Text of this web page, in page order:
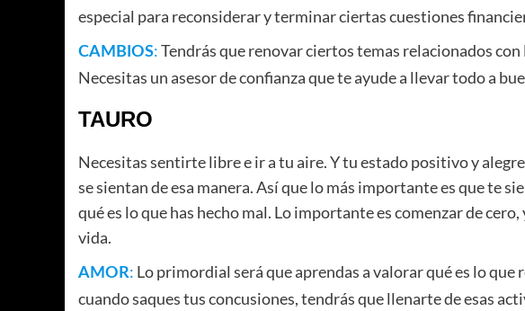
especial para reconsiderar y terminar ciertas cuestiones
CAMBIOS:Tendrás que renovar ciertos temas relacionados
Necesitas un asesor de confianza que te ayude a llevar todo a
TAURO
Necesitas sentirte libre e ir a tu aire. Y tu estado positivo y
se sientan de esa manera. Así que lo más importante es que te
qué es lo que has hecho mal. Lo importante es comenzar de
vida.
AMOR: Lo primordial será que aprendas a valorar qué es lo que
cuando saques tus concusiones, tendrás que llenarte de esas